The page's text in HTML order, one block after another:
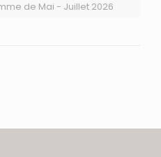
de Mai - Juillet 2026